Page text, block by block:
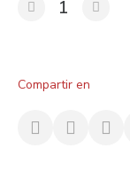
Compartir en